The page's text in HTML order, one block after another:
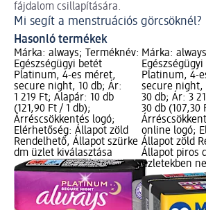
fájdalom csillapítására.
Mi segít a menstruációs görcsöknél?
Hasonló termékek
Márka: always; Terméknév:
Egészségügyi betét
Platinum, 4-es méret,
secure night, 10 db; Ár:
1 219 Ft; Alapár: 10 db
(121,90 Ft / 1 db);
Árréscsökkentés logó;
Elérhetőség: Állapot zöld
Rendelhető, Állapot szürke
dm üzlet kiválasztása
Márka:
Platinum, 4-
secure night,
30 db; Ár: 3
30 db (107,30
online logó;
Állapot zöld
Állapot piros
üzletekben